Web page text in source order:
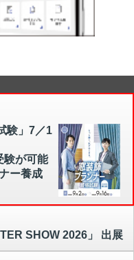
験」7／1
験が可能
ー養成
SHOW 2026」 出展